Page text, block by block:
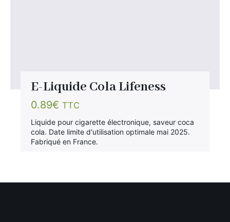
E-Liquide Cola Lifeness
0.89€ TTC
Liquide pour cigarette électronique, saveur coca
cola. Date limite d'utilisation optimale mai 2025.
Fabriqué en France.